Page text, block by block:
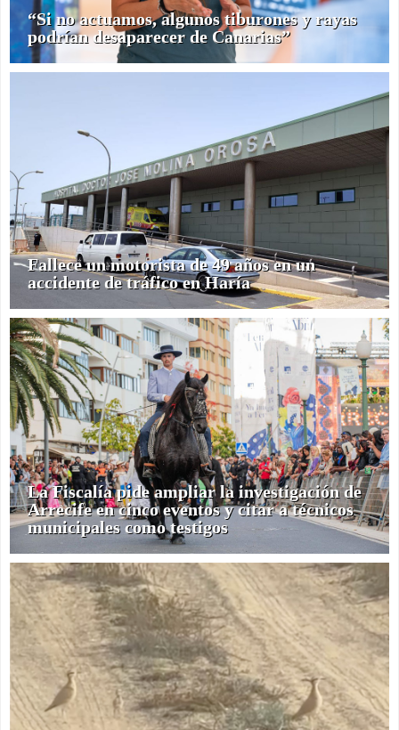
“Si no actuamos, algunos tiburones y rayas
podrían desaparecer de Canarias”
Fallece un motorista de 49 años en un
accidente de tráfico en Haría
La Fiscalía pide ampliar la investigación de
Arrecife en cinco eventos y citar a técnicos
municipales como testigos